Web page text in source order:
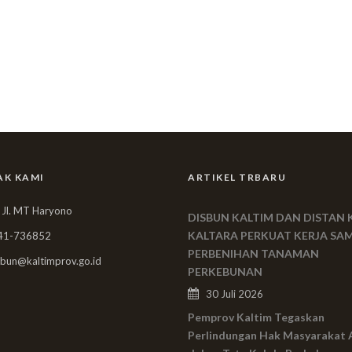
KAMI
MT Haryono
736852
ARTIKEL TRBARU
DISBUN KALTIM DAN DISTAN
KALTARA PERKUAT KERJA
PERBENIHAN TANAMAN
PERKEBUNAN
30 Juli 2026
Pemprov Kaltim Tegaskan
Perlindungan Hak Masyarakat